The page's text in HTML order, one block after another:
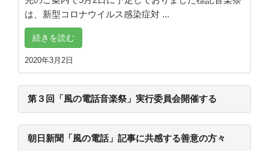
は、新型コロナウイルス感染症対 ...
続きを読む
2020年3月2日
第３回「風の電話音楽祭」実行委員会開催する
朝日新聞「風の電話」記事に共感する善意の方々